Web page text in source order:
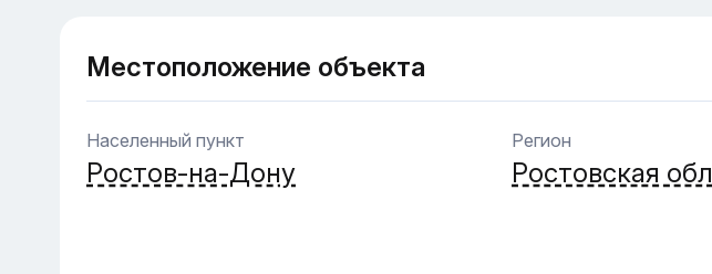
Местоположение объекта
Населенный пункт
Ростов-на-Дону
Регион
Ростовская обл